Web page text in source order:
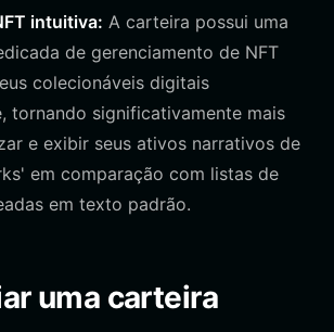
intuitiva: A carteira possui uma
de gerenciamento de NFT
colecionáveis digitais
tornando significativamente mais
e exibir seus ativos narrativos de
em comparação com listas de
em texto padrão.
uma carteira